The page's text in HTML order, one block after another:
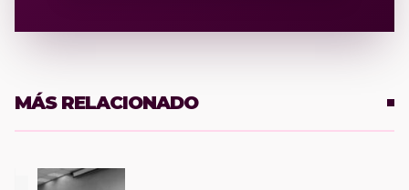
MÁS RELACIONADO